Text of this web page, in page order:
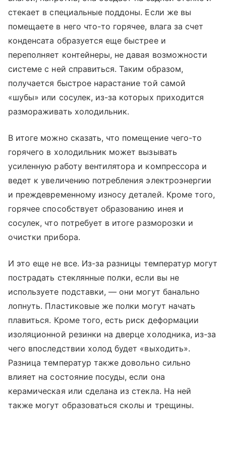
стекает в специальные поддоны. Если же вы
помещаете в него что-то горячее, влага за счет
конденсата образуется еще быстрее и
переполняет контейнеры, не давая возможности
системе с ней справиться. Таким образом,
получается быстрое нарастание той самой
«шубы» или сосулек, из-за которых приходится
размораживать холодильник.
В итоге можно сказать, что помещение чего-то
горячего в холодильник может вызывать
усиленную работу вентилятора и компрессора и
ведет к увеличению потребления электроэнергии
и преждевременному износу деталей. Кроме того,
горячее способствует образованию инея и
сосулек, что потребует в итоге разморозки и
очистки прибора.
И это еще не все. Из-за разницы температур могут
пострадать стеклянные полки, если вы не
используете подставки, — они могут банально
лопнуть. Пластиковые же полки могут начать
плавиться. Кроме того, есть риск деформации
изоляционной резинки на дверце холодника, из-за
чего впоследствии холод будет «выходить».
Разница температур также довольно сильно
влияет на состояние посуды, если она
керамическая или сделана из стекла. На ней
также могут образоваться сколы и трещины.